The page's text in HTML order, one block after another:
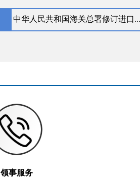
中华人民共和国海关总署修订进口
领事服务